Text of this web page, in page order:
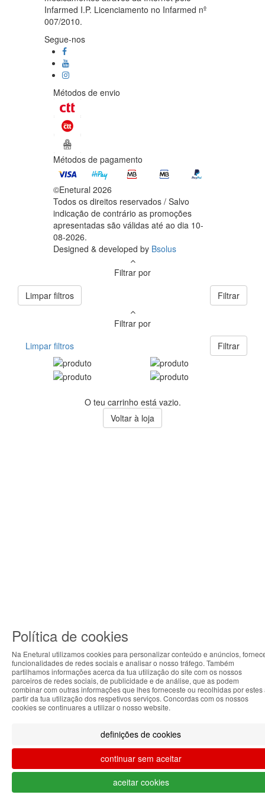
Infarmed I.P. Licenciamento no Infarmed nº
007/2010.
Segue-nos
Métodos de envio
Métodos de pagamento
©Enetural 2026
Todos os direitos reservados / Salvo
indicação de contrário as promoções
apresentadas são válidas até ao dia 10-
08-2026.
Designed & developed by Bsolus
Filtrar por
Limpar filtros
Filtrar
Filtrar por
Limpar filtros
Filtrar
ABOUT THE COOKIES
Enetural handles information about your visit using
cookies that improve the performance of the website,
facilitate sharing via social networks and offer
browse our site, you accept the use of these cookies.
For more information, see our Privacy and Cookie
Policy. You can configure your preferences in Cookie
settings.
Accepted
O teu carrinho está vazio.
Voltar à loja
Política de cookies
Na Enetural utilizamos cookies para personalizar conteúdo e anúncios,
funcionalidades de redes sociais e analisar o nosso tráfego. Também
partilhamos informações acerca da tua utilização do site com os nossos
parceiros de redes sociais, de publicidade e de análise, que as podem
combinar com outras informações que lhes forneceste ou recolhidas por estes
partir da tua utilização dos respetivos serviços. Concordas com os nossos
cookies se continuares a utilizar o nosso website.
definições de cookies
continuar sem aceitar
aceitar cookies